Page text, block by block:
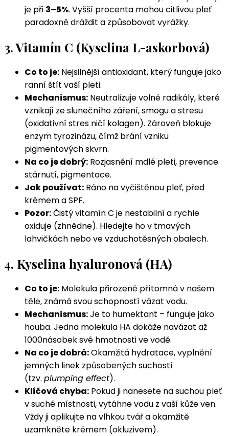
je při 3–5%. Vyšší procenta mohou citlivou pleť
paradoxně dráždit a způsobovat vyrážky.
3. Vitamín C (Kyselina L-askorbová)
Co to je: Nejsilnější antioxidant, který funguje jako
ranní štít vaší pleti.
Mechanismus: Neutralizuje volné radikály, které
vznikají ze slunečního záření, smogu a stresu
(oxidativní stres ničí kolagen). Zároveň blokuje
enzym tyrozinázu, čímž brání vzniku
pigmentových skvrn.
Na co je dobrý: Rozjasnění mdlé pleti, prevence
stárnutí, pigmentace.
Jak používat: Ráno na vyčištěnou pleť, před
krémem a SPF.
Pozor:Čistý vitamín C je nestabilní a rychle
oxiduje (zhnědne). Hledejte ho v tmavých
lahvičkách nebo ve vzduchotěsných obalech.
4. Kyselina hyaluronová (HA)
Co to je: Molekula přirozeně přítomná v našem
těle, známá svou schopností vázat vodu.
Mechanismus:Je to humektant – funguje jako
houba. Jedna molekula HA dokáže navázat až
1000násobek své hmotnosti ve vodě.
Na co je dobrá:Okamžitá hydratace, vyplnění
jemných linek způsobených suchostí
(tzv. plumping effect).
Klíčová chyba: Pokud ji nanesete na suchou pleť
v suché místnosti, vytáhne vodu z vaší kůže ven.
Vždy ji aplikujte na vlhkou tvář a okamžitě
uzamkněte krémem (okluzivem).